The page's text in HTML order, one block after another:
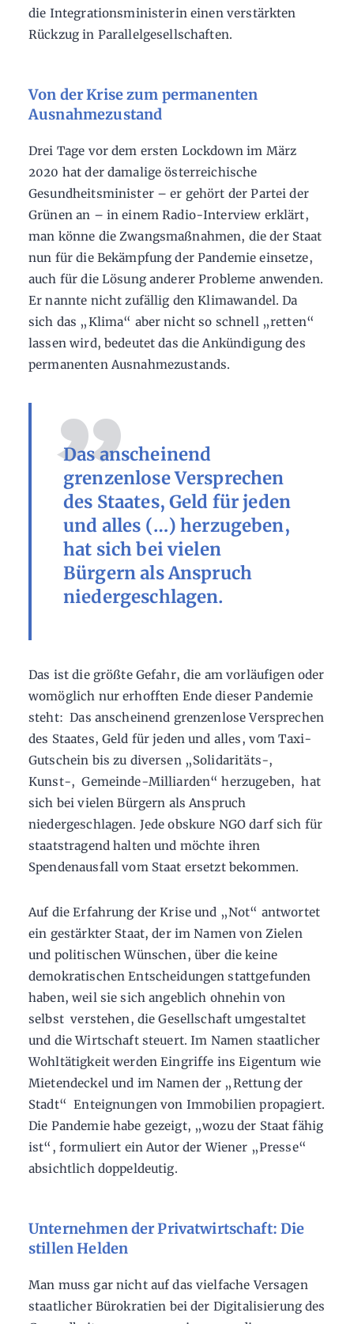
die Integrationsministerin einen verstärkten
Rückzug in Parallelgesellschaften.
Von der Krise zum permanenten
Ausnahmezustand
Drei Tage vor dem ersten Lockdown im März
2020 hat der damalige österreichische
Gesundheitsminister – er gehört der Partei der
Grünen an – in einem Radio-Interview erklärt,
man könne die Zwangsmaßnahmen, die der Staat
nun für die Bekämpfung der Pandemie einsetze,
auch für die Lösung anderer Probleme anwenden.
Er nannte nicht zufällig den Klimawandel. Da
sich das „Klima“ aber nicht so schnell „retten“
lassen wird, bedeutet das die Ankündigung des
permanenten Ausnahmezustands.
Das anscheinend
grenzenlose Versprechen
des Staates, Geld für jeden
und alles (…) herzugeben,
hat sich bei vielen
Bürgern als Anspruch
niedergeschlagen.
Das ist die größte Gefahr, die am vorläufigen oder
womöglich nur erhofften Ende dieser Pandemie
steht: Das anscheinend grenzenlose Versprechen
des Staates, Geld für jeden und alles, vom Taxi-
Gutschein bis zu diversen „Solidaritäts-,
Kunst-, Gemeinde-Milliarden“ herzugeben, hat
sich bei vielen Bürgern als Anspruch
niedergeschlagen. Jede obskure NGO darf sich für
staatstragend halten und möchte ihren
Spendenausfall vom Staat ersetzt bekommen.
Auf die Erfahrung der Krise und „Not“ antwortet
ein gestärkter Staat, der im Namen von Zielen
und politischen Wünschen, über die keine
demokratischen Entscheidungen stattgefunden
haben, weil sie sich angeblich ohnehin von
selbst verstehen, die Gesellschaft umgestaltet
und die Wirtschaft steuert. Im Namen staatlicher
Wohltätigkeit werden Eingriffe ins Eigentum wie
Mietendeckel und im Namen der „Rettung der
Stadt“ Enteignungen von Immobilien propagiert.
Die Pandemie habe gezeigt, „wozu der Staat fähig
ist“, formuliert ein Autor der Wiener „Presse“
absichtlich doppeldeutig.
Unternehmen der Privatwirtschaft: Die
stillen Helden
Man muss gar nicht auf das vielfache Versagen
staatlicher Bürokratien bei der Digitalisierung des